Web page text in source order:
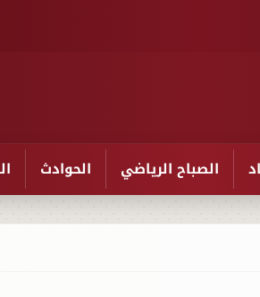
الصباح الرياضي الحوادث